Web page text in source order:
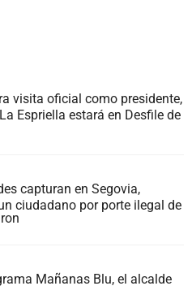
visita oficial como presidente,
Espriella estará en Desfile de
capturan en Segovia,
ciudadano por porte ilegal de
Mañanas Blu, el alcalde